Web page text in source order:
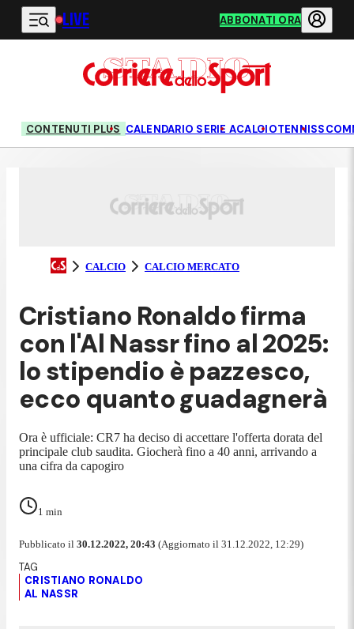
Vai al contenuto principale
LIVE ABBONATI ORA
CONTENUTI PLUS CALENDARIO SERIE ACALCIOTENNIS
CALCIO CALCIO MERCATO
Cristiano Ronaldo firma
con l'Al Nassr fino al 2025:
lo stipendio è pazzesco,
ecco quanto guadagnerà
Ora è ufficiale: CR7 ha deciso di accettare l'offerta dorata del
principale club saudita. Giocherà fino a 40 anni, arrivando a
una cifra da capogiro
1 min
Pubblicato il 30.12.2022, 20:43 (Aggiornato il 31.12.2022, 12:29)
CRISTIANO RONALDO
AL NASSR